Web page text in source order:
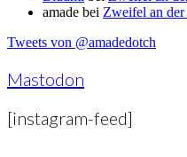
amade bei Zweifel an
Tweets von @amadedotch
Mastodon
[instagram-feed]